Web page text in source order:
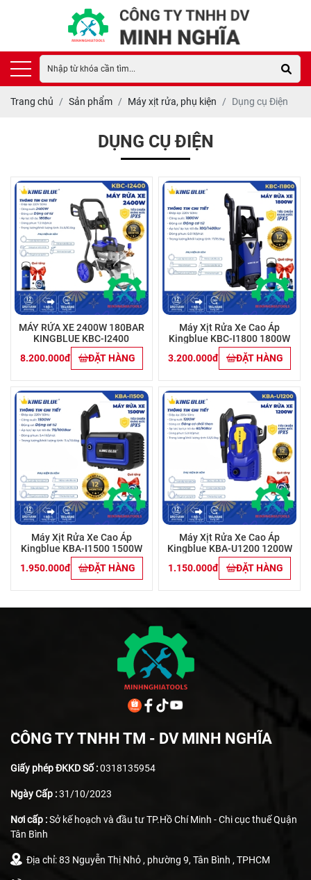
Trang chủ Sản phẩm Máy xịt rửa, phụ kiện Dụng cụ Điện
DỤNG CỤ ĐIỆN
MÁY RỬA XE 2400W 180BAR
KINGBLUE KBC-I2400
8.200.000đ
ĐẶT HÀNG
Máy Xịt Rửa Xe Cao Áp
Kingblue KBC-I1800 1800W
3.200.000đ
ĐẶT HÀNG
Máy Xịt Rửa Xe Cao Áp
Kingblue KBA-I1500 1500W
1.950.000đ
ĐẶT HÀNG
Máy Xịt Rửa Xe Cao Áp
Kingblue KBA-U1200 1200W
1.150.000đ
ĐẶT HÀNG
CÔNG TY TNHH TM - DV MINH NGHĨA
Giấy phép ĐKKD Số :0318135954
Ngày Cấp :31/10/2023
Nơi cấp :Sở kế hoạch và đầu tư TP.Hồ Chí Minh - Chi cục thuế Quận
Tân Bình
Địa chỉ: 83 Nguyễn Thị Nhỏ , phường 9, Tân Bình , TPHCM